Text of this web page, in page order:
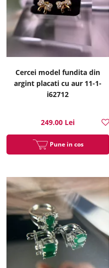
Cercei model fundita din
argint placati cu aur 11-1-
i62712
249.00 Lei
Pune in cos